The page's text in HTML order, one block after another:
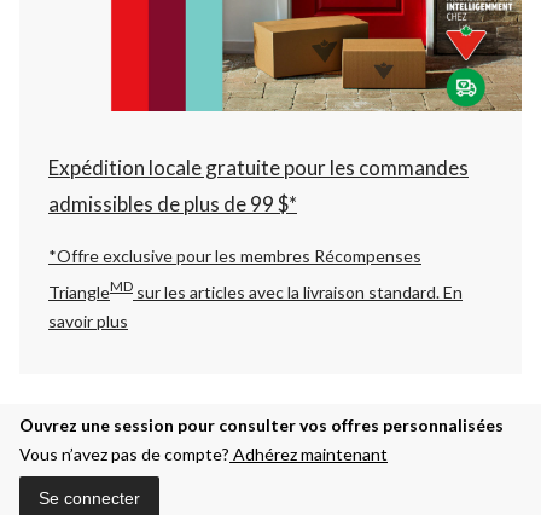
à
22:00
cliquer
pour
changer
Expédition locale gratuite pour les commandes
admissibles de plus de 99 $*
*Offre exclusive pour les membres Récompenses
TriangleMD sur les articles avec la livraison standard.En
savoir plus
Ouvrez une session pour consulter vos offres personnalisées
Vous n’avez pas de compte? Adhérez maintenant
Se connecter